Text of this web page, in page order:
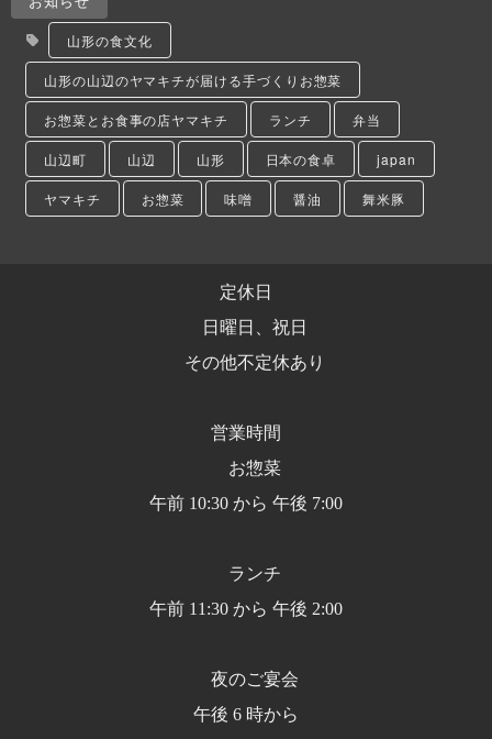
山形の食文化
山形の山辺のヤマキチが届ける手づくりお惣菜
お惣菜とお食事の店ヤマキチ ランチ 弁当
山辺町 山辺 山形 日本の食卓 japan
ヤマキチ お惣菜 味噌 醤油 舞米豚
定休日
日曜日、祝日
その他不定休あり
営業時間
お惣菜
午前 10:30 から 午後 7:00
ランチ
午前 11:30 から 午後 2:00
夜のご宴会
午後 6 時から